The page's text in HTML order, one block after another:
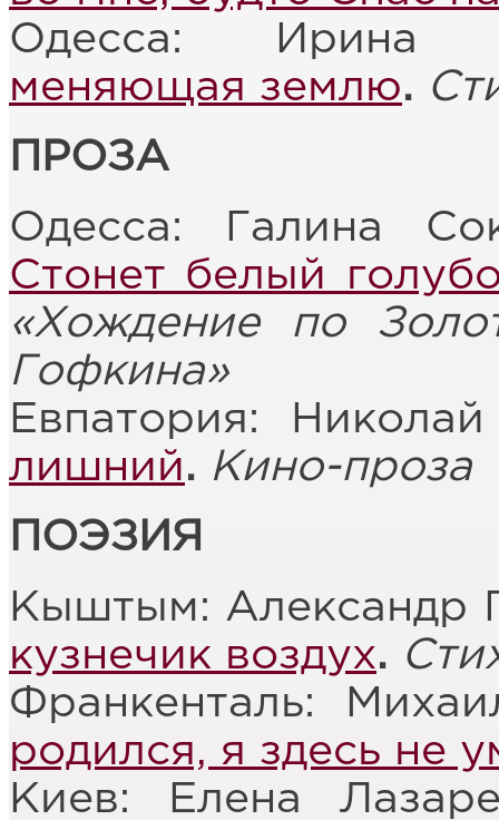
Одесса: Ирина
меняющая землю.
ПРОЗА
Одесса: Галина
Стонет белый
«Хождение по
Гофкина»
Евпатория:
лишний. Кино-проза
ПОЭЗИЯ
Кыштым: Александр
кузнечик воздух.
Франкенталь:
родился, я здесь не
Киев: Елена